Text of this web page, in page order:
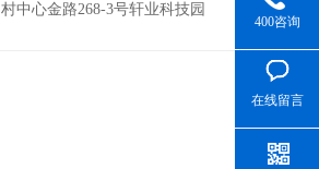
村中心金路268-3号轩业科技园
400咨询
在线留言